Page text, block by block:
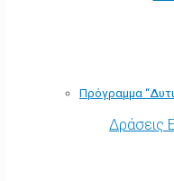
Πρόγραμμα
Δράσεις